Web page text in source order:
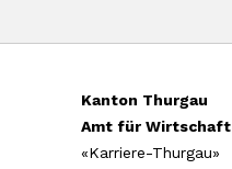
Kanton Thurgau
Amt für Wirtschaft
«Karriere-Thurgau»